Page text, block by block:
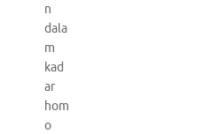
n
dala
m
kad
ar
hom
o